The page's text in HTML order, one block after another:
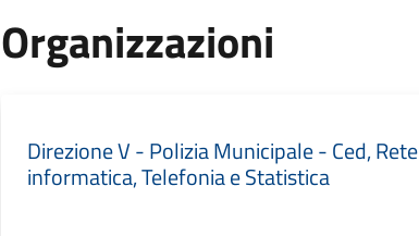
Organizzazioni
Direzione V - Polizia Municipale - Ced, Rete
informatica, Telefonia e Statistica